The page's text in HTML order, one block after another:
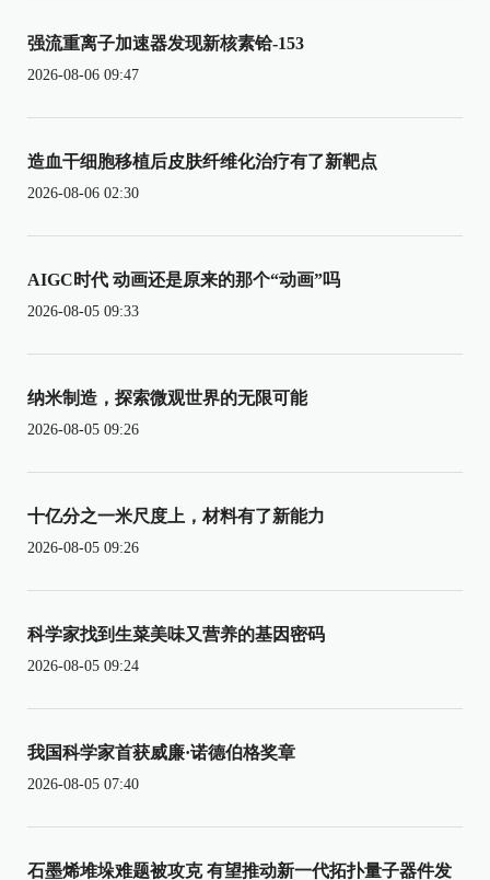
强流重离子加速器发现新核素铪-153
2026-08-06 09:47
造血干细胞移植后皮肤纤维化治疗有了新靶点
2026-08-06 02:30
AIGC时代 动画还是原来的那个“动画”吗
2026-08-05 09:33
纳米制造，探索微观世界的无限可能
2026-08-05 09:26
十亿分之一米尺度上，材料有了新能力
2026-08-05 09:26
科学家找到生菜美味又营养的基因密码
2026-08-05 09:24
我国科学家首获威廉·诺德伯格奖章
2026-08-05 07:40
石墨烯堆垛难题被攻克 有望推动新一代拓扑量子器件发